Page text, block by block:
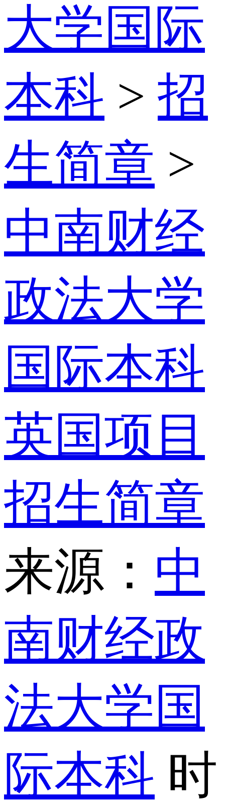
大学国际
本科 > 招
生简章 >
中南财经
政法大学
国际本科
英国项目
招生简章
来源： 中
南财经政
法大学国
际本科 时